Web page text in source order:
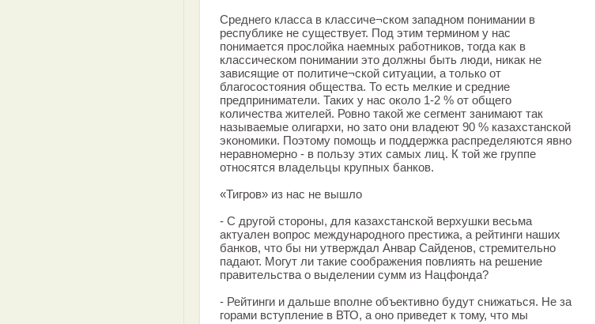
Среднего класса в классиче¬ском западном понимании в
республике не существует. Под этим термином у нас
понимается прослойка наемных работников, тогда как в
классическом понимании это должны быть люди, никак не
зависящие от политиче¬ской ситуации, а только от
благосостояния общества. То есть мелкие и средние
предприниматели. Таких у нас около 1-2 % от общего
количества жителей. Ровно такой же сегмент занимают так
называемые олигархи, но зато они владеют 90 % казахстанской
экономики. Поэтому помощь и поддержка распределяются явно
неравномерно - в пользу этих самых лиц. К той же группе
относятся владельцы крупных банков.
«Тигров» из нас не вышло
- С другой стороны, для казахстанской верхушки весьма
актуален вопрос международного престижа, а рейтинги наших
банков, что бы ни утверждал Анвар Сайденов, стремительно
падают. Могут ли такие соображения повлиять на решение
правительства о выделении сумм из Нацфонда?
- Рейтинги и дальше вполне объективно будут снижаться. Не за
горами вступление в ВТО, а оно приведет к тому, что мы